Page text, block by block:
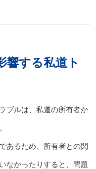
響する私道ト
ブルは、私道の所有者か
あるため、所有者との関
なかったりすると、問題